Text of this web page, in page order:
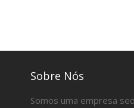
Sobre Nós
Somos uma empresa